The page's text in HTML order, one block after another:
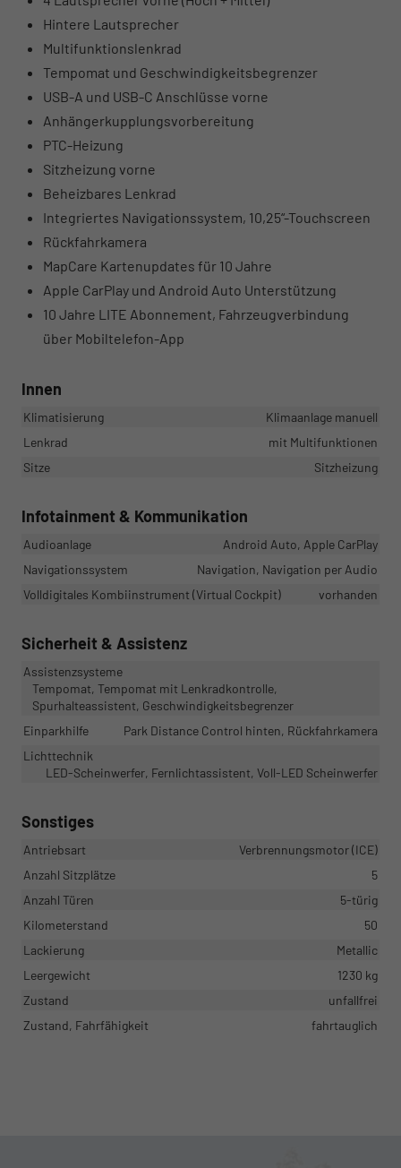
Hintere Lautsprecher
Multifunktionslenkrad
Tempomat und Geschwindigkeitsbegrenzer
USB-A und USB-C Anschlüsse vorne
Anhängerkupplungsvorbereitung
PTC-Heizung
Sitzheizung vorne
Beheizbares Lenkrad
Integriertes Navigationssystem, 10,25“-Touchscreen
Rückfahrkamera
MapCare Kartenupdates für 10 Jahre
Apple CarPlay und Android Auto Unterstützung
10 Jahre LITE Abonnement, Fahrzeugverbindung
über Mobiltelefon-App
Innen
Klimatisierung
Klimaanlage manuell
Lenkrad
mit Multifunktionen
Sitze
Sitzheizung
Infotainment & Kommunikation
Audioanlage
Android Auto, Apple CarPlay
Navigationssystem
Navigation, Navigation per Audio
Volldigitales Kombiinstrument (Virtual Cockpit)
vorhanden
Sicherheit & Assistenz
Assistenzsysteme
Tempomat, Tempomat mit Lenkradkontrolle,
Spurhalteassistent, Geschwindigkeitsbegrenzer
Einparkhilfe
Park Distance Control hinten, Rückfahrkamera
Lichttechnik
LED-Scheinwerfer, Fernlichtassistent, Voll-LED Scheinwerfer
Sonstiges
Antriebsart
Verbrennungsmotor (ICE)
Anzahl Sitzplätze
5
Anzahl Türen
5-türig
Kilometerstand
50
Lackierung
Metallic
Leergewicht
1230 kg
Zustand
unfallfrei
Zustand, Fahrfähigkeit
fahrtauglich